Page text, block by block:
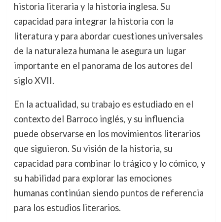
historia literaria y la historia inglesa. Su
capacidad para integrar la historia con la
literatura y para abordar cuestiones universales
de la naturaleza humana le asegura un lugar
importante en el panorama de los autores del
siglo XVII.
En la actualidad, su trabajo es estudiado en el
contexto del Barroco inglés, y su influencia
puede observarse en los movimientos literarios
que siguieron. Su visión de la historia, su
capacidad para combinar lo trágico y lo cómico, y
su habilidad para explorar las emociones
humanas continúan siendo puntos de referencia
para los estudios literarios.